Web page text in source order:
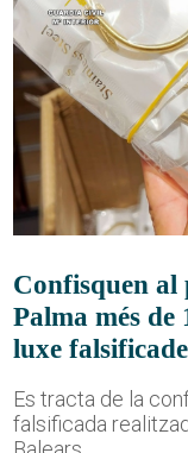
Confisquen al
Palma més de
luxe
Es tracta de la
falsificada